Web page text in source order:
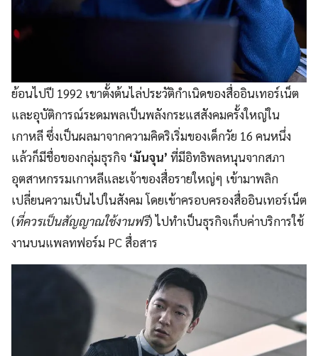
ย้อนไปปี 1992 เขาตั้งต้นไล่ประวัติกำเนิดของสื่ออินเทอร์เน็ต
และอุบัติการณ์ระดมพลเป็นพลังกระแสสังคมครั้งใหญ่ใน
เกาหลี ซึ่งเป็นผลมาจากความคิดริเริ่มของเด็กวัย 16 คนหนึ่ง
แล้วก็มีชื่อของกลุ่มธุรกิจ ‘มันจุน’ ที่มีอิทธิพลหนุนจากสภา
อุตสาหกรรมเกาหลีและเจ้าของสื่อรายใหญ่ๆ เข้ามาพลิก
เปลี่ยนความเป็นไปในสังคม โดยเข้าครอบครองสื่ออินเทอร์เน็ต
(ที่ควรเป็นสัญญาณใช้งานฟรี) ไปทำเป็นธุรกิจเก็บค่าบริการใช้
งานบนแพลทฟอร์ม PC สื่อสาร